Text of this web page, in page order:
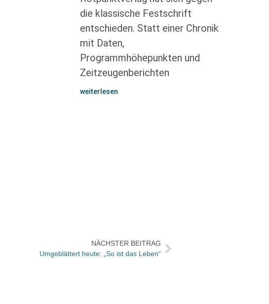
die klassische Festschrift
entschieden. Statt einer Chronik
mit Daten,
Programmhöhepunkten und
Zeitzeugenberichten
weiterlesen
NÄCHSTER BEITRAG
Umgeblättert heute: „So ist das Leben“